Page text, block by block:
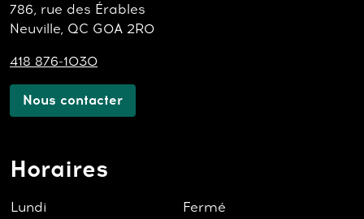
786, rue des Érables
Neuville, QC G0A 2R0
418 876-1030
Nous contacter
Horaires
Lundi
Fermé